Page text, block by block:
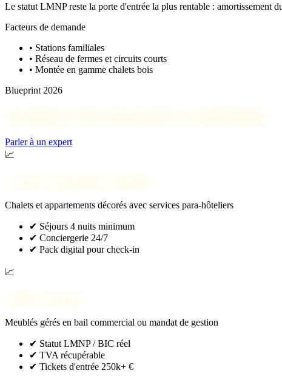
Le statut LMNP reste la porte d'entrée la plus rentable :
Facteurs de demande
• Stations familiales
• Réseau de fermes et circuits courts
• Montée en gamme chalets bois
Blueprint 2026
Parler à un expert
📈
Chalets et appartements décorés avec services para-hôteliers
✔ Séjours 4 nuits minimum
✔ Conciergerie 24/7
✔ Pack digital pour check-in
📈
Meublés gérés en bail commercial ou mandat de gestion
✔ Statut LMNP / BIC réel
✔ TVA récupérable
✔ Tickets d'entrée 250k+ €